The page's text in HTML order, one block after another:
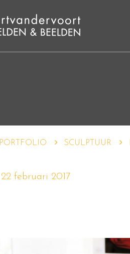
PORTFOLIO SCULPTUUR
februari 2017